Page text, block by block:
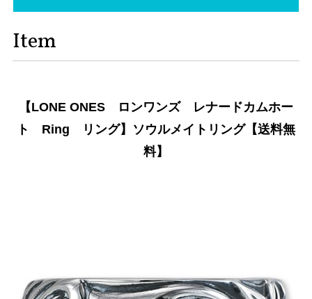
Item
【LONE ONES ロンワンズ レナードカムホー
ト Ring リング】ソウルメイトリング【送料無
料】